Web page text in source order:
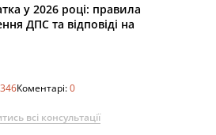
у 2026 році: правила
ДПС та відповіді на
346Коментарі:0
всі консультації